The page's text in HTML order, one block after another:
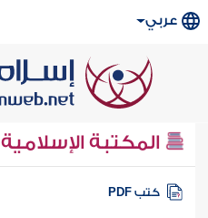
عربي
المكتبة الإسلامية